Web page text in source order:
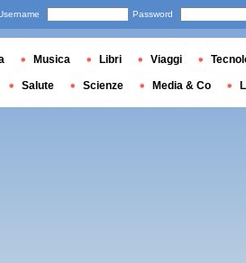
Password
Musica Libri Viaggi
Salute Scienze Media & Co